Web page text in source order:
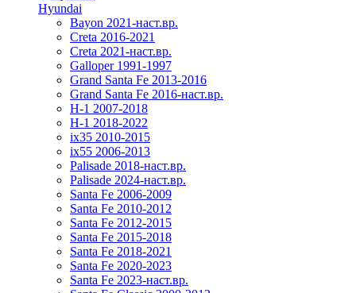
Hyundai
Bayon 2021-наст.вр.
Creta 2016-2021
Creta 2021-наст.вр.
Galloper 1991-1997
Grand Santa Fe 2013-2016
Grand Santa Fe 2016-наст.вр.
H-1 2007-2018
H-1 2018-2022
ix35 2010-2015
ix55 2006-2013
Palisade 2018-наст.вр.
Palisade 2024-наст.вр.
Santa Fe 2006-2009
Santa Fe 2010-2012
Santa Fe 2012-2015
Santa Fe 2015-2018
Santa Fe 2018-2021
Santa Fe 2020-2023
Santa Fe 2023-наст.вр.